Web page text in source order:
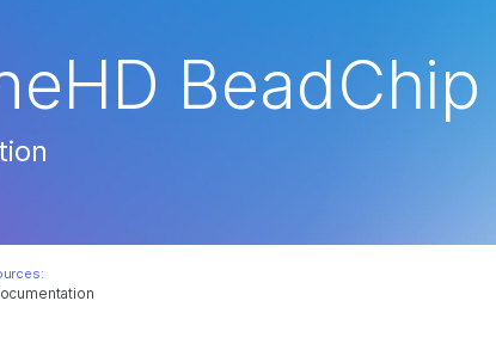
BeadChip
복합 질환 연구